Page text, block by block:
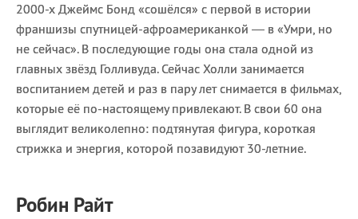
2000-х Джеймс Бонд «сошёлся» с первой в истории
франшизы спутницей-афроамериканкой — в «Умри, но
не сейчас». В последующие годы она стала одной из
главных звёзд Голливуда. Сейчас Холли занимается
воспитанием детей и раз в пару лет снимается в фильмах,
которые её по-настоящему привлекают. В свои 60 она
выглядит великолепно: подтянутая фигура, короткая
стрижка и энергия, которой позавидуют 30-летние.
Робин Райт